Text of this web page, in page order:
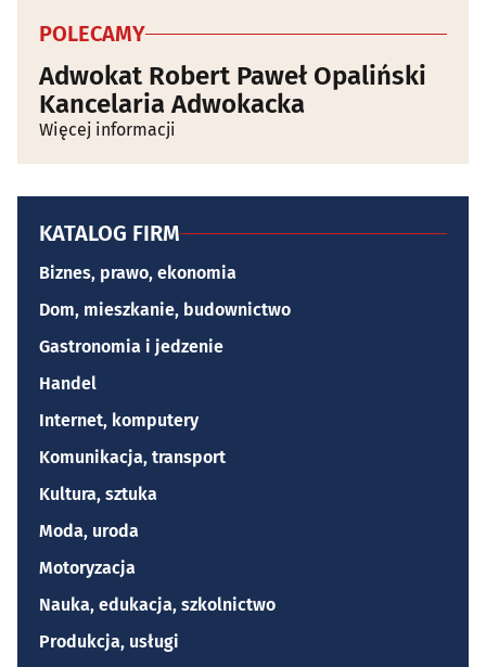
POLECAMY
Adwokat Robert Paweł Opaliński
Kancelaria Adwokacka
Więcej informacji
KATALOG FIRM
Biznes, prawo, ekonomia
Dom, mieszkanie, budownictwo
Gastronomia i jedzenie
Handel
Internet, komputery
Komunikacja, transport
Kultura, sztuka
Moda, uroda
Motoryzacja
Nauka, edukacja, szkolnictwo
Produkcja, usługi